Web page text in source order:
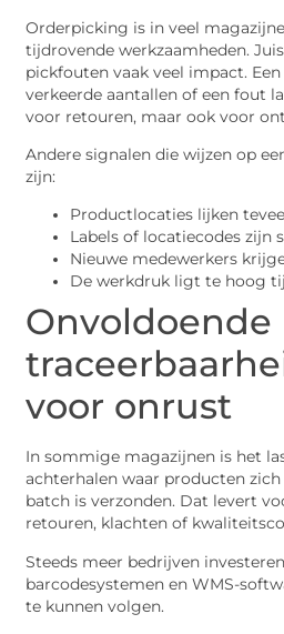
Orderpicking is in veel
tijdrovende werkzaamheden.
pickfouten vaak veel impact.
verkeerde aantallen of een fout
voor retouren, maar ook voor
Andere signalen die wijzen op
zijn:
Productlocaties lijken
Labels of locatiecodes zijn
Nieuwe medewerkers
De werkdruk ligt te hoog
Onvoldoende
voor onrust
In sommige magazijnen is het
achterhalen waar producten
batch is verzonden. Dat levert
retouren, klachten of
Steeds meer bedrijven
barcodesystemen en WMS-
te kunnen volgen.